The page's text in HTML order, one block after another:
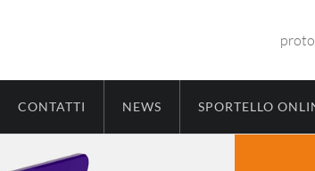
CONTATTI NEWS SPORTELLO